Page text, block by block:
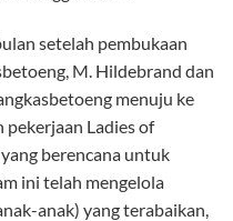
setelah pembukaan
M. Hildebrand dan
menuju ke
Ladies of
berencana untuk
ini telah mengelola
anak) yang terabaikan,